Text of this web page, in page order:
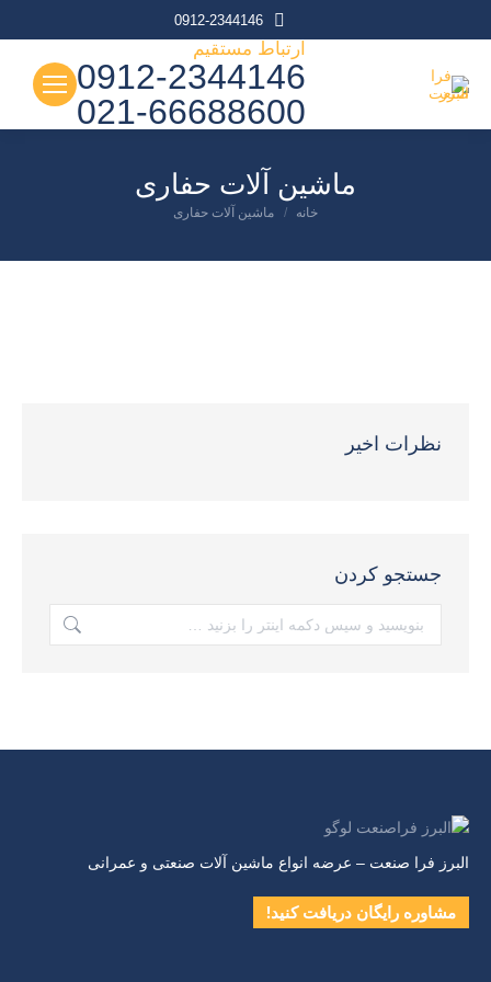
0912-2344146
ارتباط مستقیم
0912-2344146
021-66688600
ماشین آلات حفاری
شما اینجا هستید:
خانه ماشین آلات حفاری
نظرات اخیر
جستجو کردن
البرز فرا صنعت – عرضه انواع ماشین آلات صنعتی و عمرانی
مشاوره رایگان دریافت کنید!